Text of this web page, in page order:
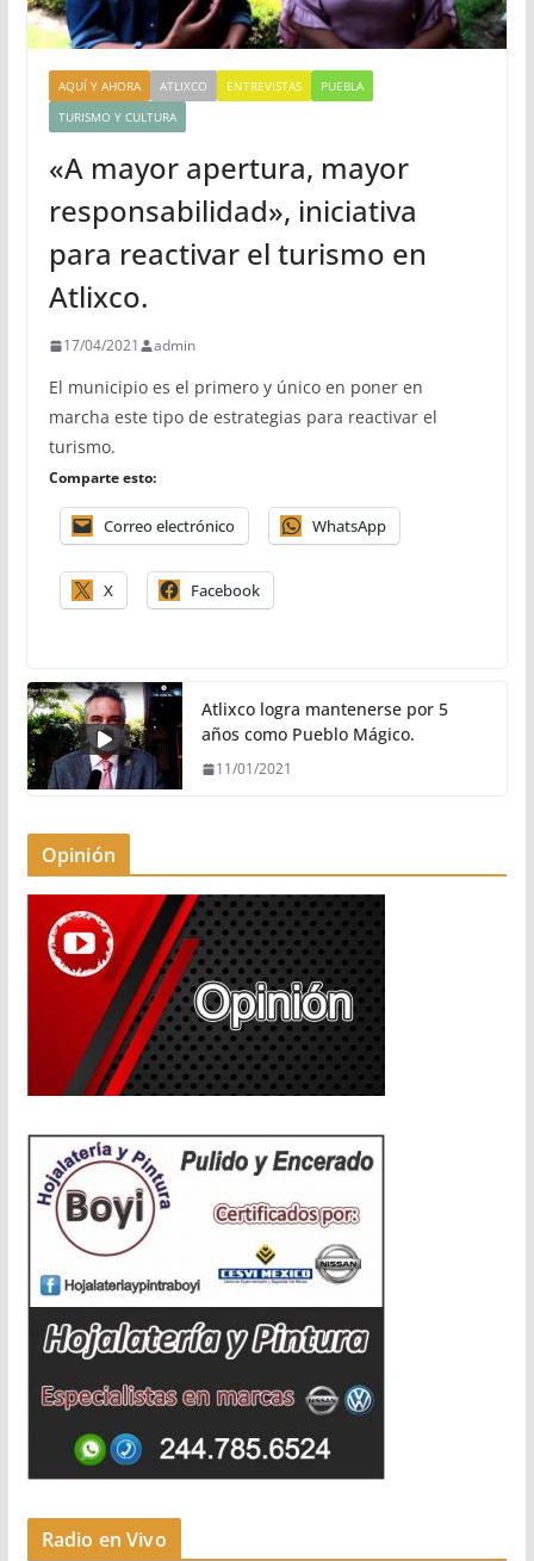
AQUÍ Y AHORA ATLIXCO ENTREVISTAS
PUEBLA
TURISMO Y CULTURA
«A mayor apertura, mayor
responsabilidad», iniciativa
para reactivar el turismo en
Atlixco.
17/04/2021 admin
El municipio es el primero y único en poner en
marcha este tipo de estrategias para reactivar el
turismo.
Comparte esto:
Correo electrónico WhatsApp
X Facebook
Atlixco logra mantenerse por 5
años como Pueblo Mágico.
11/01/2021
Opinión
Radio en Vivo